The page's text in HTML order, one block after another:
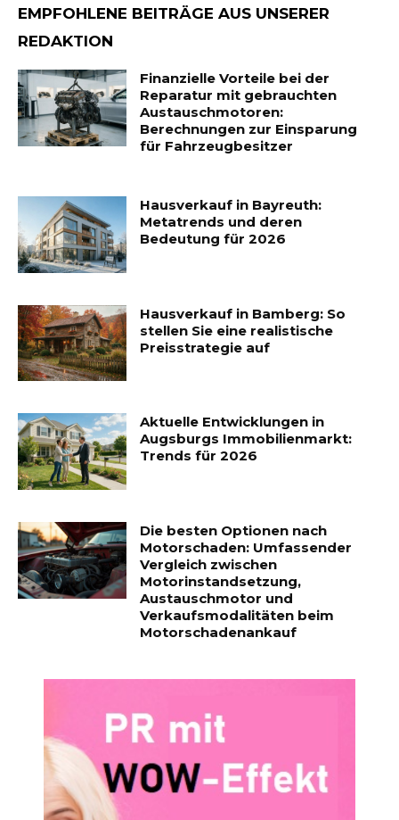
EMPFOHLENE BEITRÄGE AUS UNSERER
REDAKTION
Finanzielle Vorteile bei der
Reparatur mit gebrauchten
Austauschmotoren:
Berechnungen zur Einsparung
für Fahrzeugbesitzer
Hausverkauf in Bayreuth:
Metatrends und deren
Bedeutung für 2026
Hausverkauf in Bamberg: So
stellen Sie eine realistische
Preisstrategie auf
Aktuelle Entwicklungen in
Augsburgs Immobilienmarkt:
Trends für 2026
Die besten Optionen nach
Motorschaden: Umfassender
Vergleich zwischen
Motorinstandsetzung,
Austauschmotor und
Verkaufsmodalitäten beim
Motorschadenankauf